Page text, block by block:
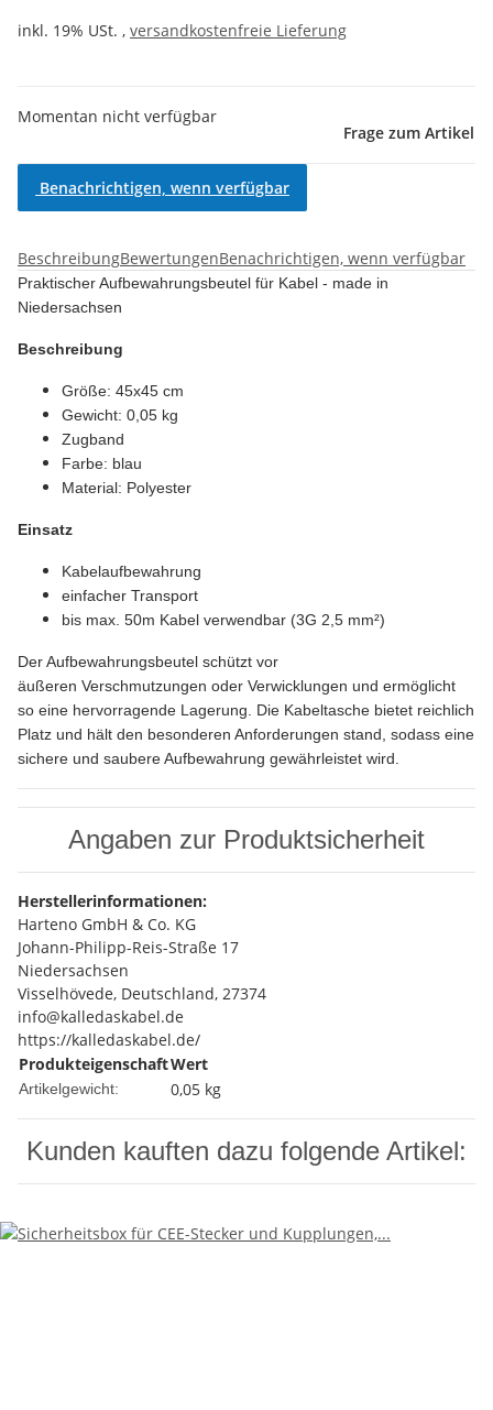
inkl. 19% USt. , versandkostenfreie Lieferung
Momentan nicht verfügbar
Frage zum Artikel
Benachrichtigen, wenn verfügbar
BeschreibungBewertungenBenachrichtigen, wenn verfügbar
Praktischer Aufbewahrungsbeutel für Kabel - made in
Niedersachsen
Beschreibung
Größe: 45x45 cm
Gewicht: 0,05 kg
Zugband
Farbe: blau
Material: Polyester
Einsatz
Kabelaufbewahrung
einfacher Transport
bis max. 50m Kabel verwendbar (3G 2,5 mm²)
Der Aufbewahrungsbeutel schützt vor
äußeren Verschmutzungen oder Verwicklungen und ermöglicht
so eine hervorragende Lagerung. Die Kabeltasche bietet reichlich
Platz und hält den besonderen Anforderungen stand, sodass eine
sichere und saubere Aufbewahrung gewährleistet wird.
Angaben zur Produktsicherheit
Herstellerinformationen:
Harteno GmbH & Co. KG
Johann-Philipp-Reis-Straße 17
Niedersachsen
Visselhövede, Deutschland, 27374
info@kalledaskabel.de
https://kalledaskabel.de/
ProdukteigenschaftWert
Artikelgewicht: 0,05 kg
Kunden kauften dazu folgende Artikel: